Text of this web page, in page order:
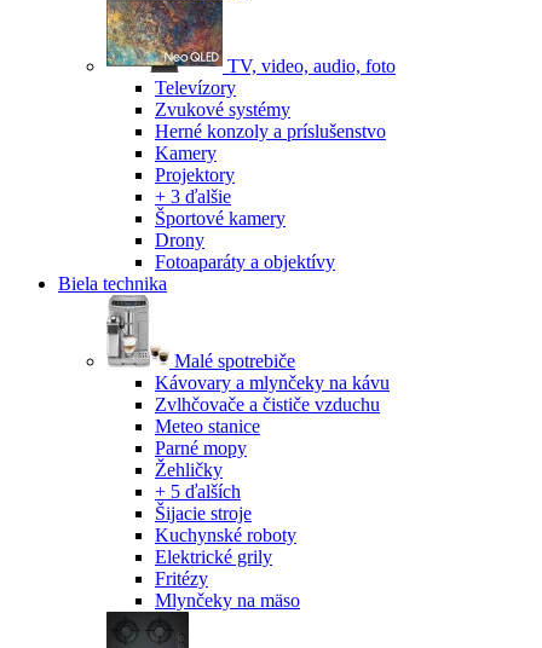
TV, video, audio, foto
Televízory
Zvukové systémy
Herné konzoly a príslušenstvo
Kamery
Projektory
+ 3 ďalšie
Športové kamery
Drony
Fotoaparáty a objektívy
Biela technika
Malé spotrebiče
Kávovary a mlynčeky na kávu
Zvlhčovače a čističe vzduchu
Meteo stanice
Parné mopy
Žehličky
+ 5 ďalších
Šijacie stroje
Kuchynské roboty
Elektrické grily
Fritézy
Mlynčeky na mäso